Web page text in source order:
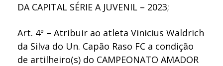
DA CAPITAL SÉRIE A JUVENIL – 2023;
Art. 4º – Atribuir ao atleta Vinicius Waldrich
da Silva do Un. Capão Raso FC a condição
de artilheiro(s) do CAMPEONATO AMADOR